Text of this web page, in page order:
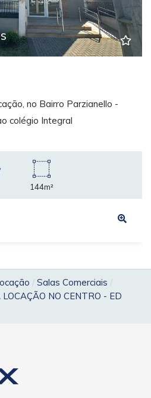
no Bairro Parzianello -
colégio Integral
144m²
Salas Comerciais
NO CENTRO - ED